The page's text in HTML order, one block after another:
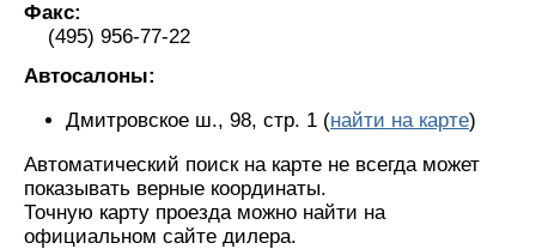
Факс:
(495) 956-77-22
Автосалоны:
Дмитровское ш., 98, стр. 1 (найти на карте)
Автоматический поиск на карте не всегда может
показывать верные координаты.
Точную карту проезда можно найти на
официальном сайте дилера.